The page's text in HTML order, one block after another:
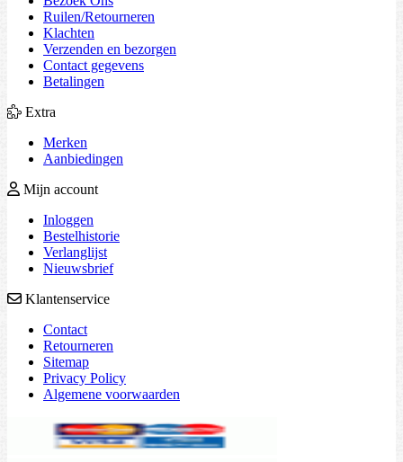
Ruilen/Retourneren
Klachten
Verzenden en bezorgen
Contact gegevens
Betalingen
Extra
Merken
Aanbiedingen
Mijn account
Inloggen
Bestelhistorie
Verlanglijst
Nieuwsbrief
Klantenservice
Contact
Retourneren
Sitemap
Privacy Policy
Algemene voorwaarden